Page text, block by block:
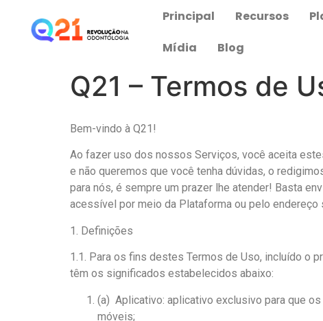
Principal Recursos
Mídia
Blog
Q21 – Termos de
Bem-vindo à Q21!
Ao fazer uso dos nossos Serviços, você aceita
e não queremos que você tenha dúvidas, o
para nós, é sempre um prazer lhe atender! Basta
acessível por meio da Plataforma ou pelo endereço
1. Definições
1.1. Para os fins destes Termos de Uso, incluído o
têm os significados estabelecidos abaixo:
(a) Aplicativo: aplicativo exclusivo para que
móveis;